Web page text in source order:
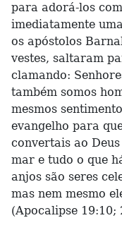
para adorá-los
imediatamente
os apóstolos
vestes, saltaram
clamando:
também somos
mesmos
evangelho para
convertais ao
mar e tudo o que
anjos são seres
mas nem mesmo
(Apocalipse 19:10;